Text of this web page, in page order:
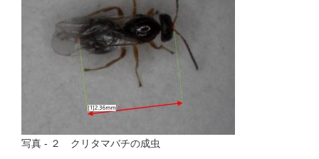
写真 - ２ クリタマバチの成虫